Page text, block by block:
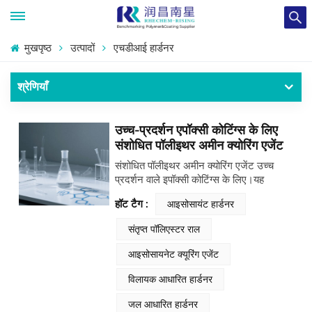
मुखपृष्ठ उत्पादों एचडीआई हार्डनर
श्रेणियाँ
उच्च-प्रदर्शन एपॉक्सी कोटिंग्स के लिए
संशोधित पॉलीइथर अमीन क्योरिंग एजेंट
संशोधित पॉलीइथर अमीन क्योरिंग एजेंट उच्च
प्रदर्शन वाले इपॉक्सी कोटिंग्स के लिए।यह
प्रदर्शन वाले एपॉक्सी कोटिंग सिस्टम के लिए
डिज़ाइन किया गया एक प्रमुख घटक है। यह
बेहतर लचीलापन, उत्कृष्ट रासायनिक प्रतिरोध
और विभिन्न सबस्ट्रेट्स पर उत्कृष्ट आसंजन
प्रदान करता है।कम तापमान पर उपचार क्षमता
और आर्द्रता प्रतिरोध के साथ, यह चुनौतीपूर्ण
उत्पाद कम-वीओसी, जलजनित एपॉक्सी कोटिंग्स के
हॉट टैग :
आइसोसायंट हार्डनर
संतृप्त पॉलिएस्टर राल
आइसोसायनेट क्यूरिंग एजेंट
विलायक आधारित हार्डनर
जल आधारित हार्डनर